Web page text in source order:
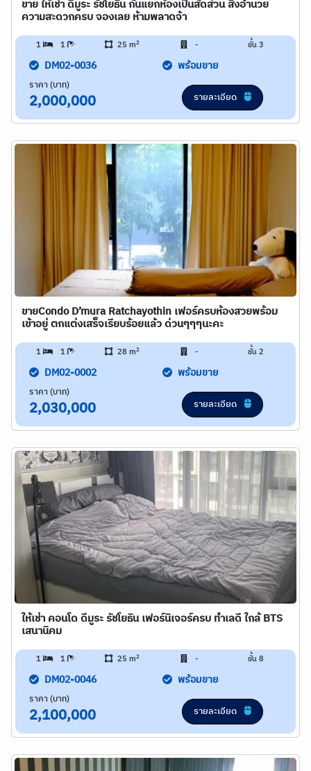
ขาย ให้เช่า ดีมูระ รัชโยธิน กั้นแยกห้องเป็นสัดส่วน สิ่งอำนวย
ความสะดวกครบ จองเลย ห้ามพลาดจ้า
1 1 25 m2 - ชั้น 3
DM02-0036 พร้อมขาย
ราคา (บาท)
2,000,000 รายละเอียด
ขายCondo D’mura Ratchayothin เฟอร์ครบห้องสวยพร้อม
เข้าอยู่ ตกแต่งเสร็จเรียบร้อยแล้ว ด่วนๆๆๆนะคะ
1 1 28 m2 - ชั้น 2
DM02-0002 พร้อมขาย
ราคา (บาท)
2,030,000 รายละเอียด
ให้เช่า คอนโด ดีมูระ รัชโยธิน เฟอร์นิเจอร์ครบ ทำเลดี ใกล้ BTS
เสนานิคม
1 1 25 m2 - ชั้น 8
DM02-0046 พร้อมขาย
ราคา (บาท)
2,100,000 รายละเอียด